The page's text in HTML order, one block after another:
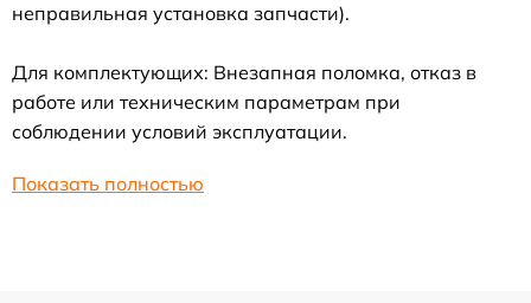
неправильная установка запчасти).
Для комплектующих: Внезапная поломка, отказ в
работе или техническим параметрам при
соблюдении условий эксплуатации.
Показать полностью